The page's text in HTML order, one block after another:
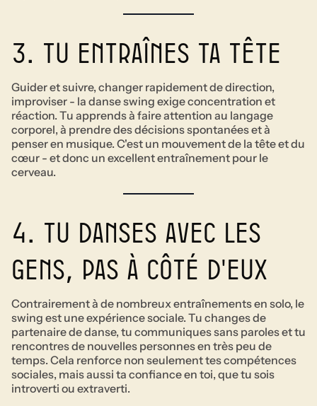
3. tu entraînes ta tête
Guider et suivre, changer rapidement de direction,
improviser - la danse swing exige concentration et
réaction. Tu apprends à faire attention au langage
corporel, à prendre des décisions spontanées et à
penser en musique. C'est un mouvement de la tête et du
cœur - et donc un excellent entraînement pour le
cerveau.
4. tu danses avec les
gens, pas à côté d'eux
Contrairement à de nombreux entraînements en solo, le
swing est une expérience sociale. Tu changes de
partenaire de danse, tu communiques sans paroles et tu
rencontres de nouvelles personnes en très peu de
temps. Cela renforce non seulement tes compétences
sociales, mais aussi ta confiance en toi, que tu sois
introverti ou extraverti.